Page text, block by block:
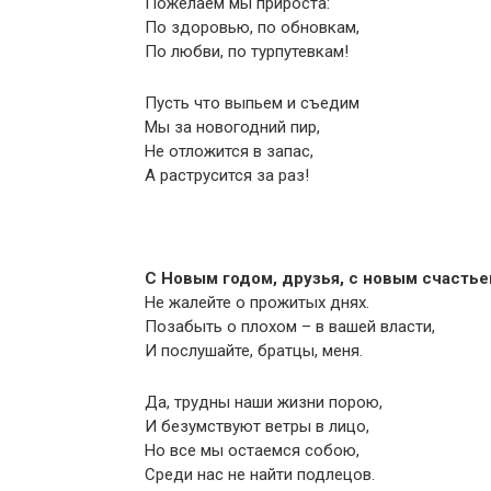
По здоровью, по обновкам,
По любви, по турпутевкам!
Пусть что выпьем и съедим
Мы за новогодний пир,
Не отложится в запас,
А раструсится за раз!
С Новым годом, друзья, с новым
Не жалейте о прожитых днях.
Позабыть о плохом – в вашей власти,
И послушайте, братцы, меня.
Да, трудны наши жизни порою,
И безумствуют ветры в лицо,
Но все мы остаемся собою,
Среди нас не найти подлецов.